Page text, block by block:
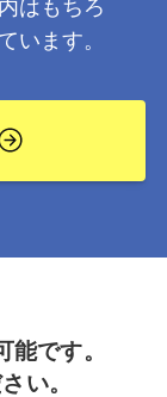
はもちろ
います。
です。
い。